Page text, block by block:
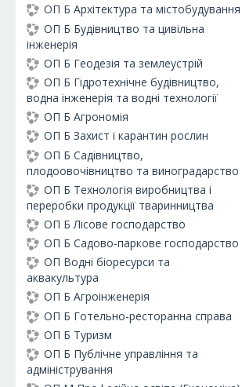
ОП Б Архітектура та містобудування
ОП Б Будівництво та цивільна
інженерія
ОП Б Геодезія та землеустрій
ОП Б Гідротехнічне будівництво,
водна інженерія та водні технології
ОП Б Агрономія
ОП Б Захист і карантин рослин
ОП Б Садівництво,
плодоовочівництво та виноградарство
ОП Б Технологія виробництва і
переробки продукції тваринництва
ОП Б Лісове господарство
ОП Б Садово-паркове господарство
ОП Водні біоресурси та
аквакультура
ОП Б Агроінженерія
ОП Б Готельно-ресторанна справа
ОП Б Туризм
ОП Б Публічне управління та
адміністрування